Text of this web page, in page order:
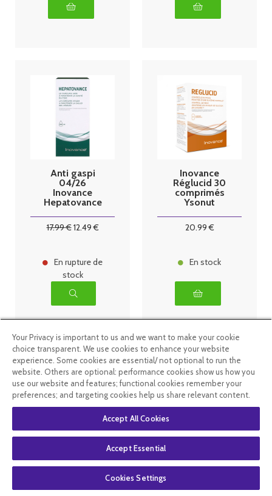
Anti gaspi
04/26
Inovance
Hepatovance
300ml Ysonut
17.99€12.49€
En rupture de
stock
Inovance
Réglucid 30
comprimés
Ysonut
20.99€
En stock
Inovance
Probiovance
gélules Ysonut
Inovance
Probiovance
gélules Ysonut
Your Privacy is important to us and we want to make your cookie
choice transparent. We use cookies to enhance your website
experience. Some cookies are essential/ not optional to run the
website. Others are optional: performance cookies show us how you
use our website and features; functional cookies remember your
preferences; and targeting cookies help us share relevant content.
Accept All Cookies
Accept Essential
Cookies Settings